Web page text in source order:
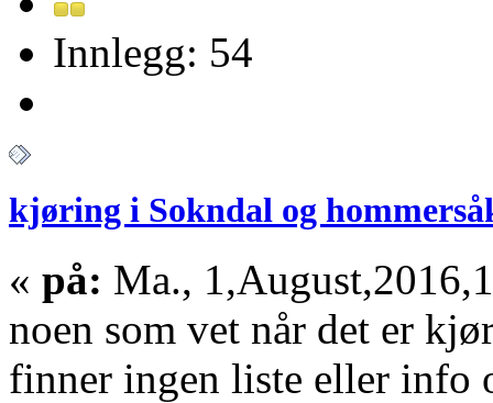
Innlegg: 54
kjøring i Sokndal og
« på: Ma.,
noen som vet når det er
finner ingen liste eller info